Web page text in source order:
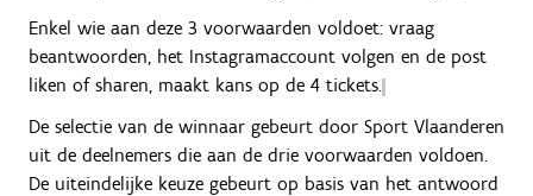
Enkel wie aan deze 3 voorwaarden voldoet: vraag
beantwoorden, het Instagramaccount volgen en de post
liken of sharen, maakt kans op de 4 tickets.
De selectie van de winnaar gebeurt door Sport Vlaanderen
uit de deelnemers die aan de drie voorwaarden voldoen.
De uiteindelijke keuze gebeurt op basis van het antwoord